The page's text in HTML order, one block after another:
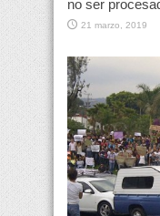
no ser
21 marzo, 2019